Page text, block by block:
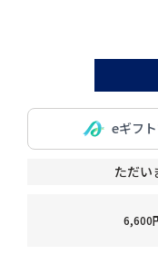
eギフ
ただい
6,600